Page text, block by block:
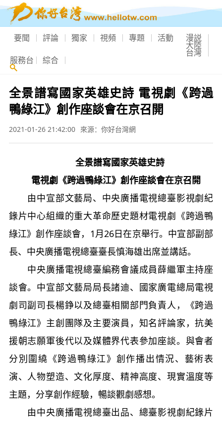
要聞 評論 獨家 視頻 專題 活動 漫説
大陸
台灣
服務台 綜合
全景譜寫國家英雄史詩 電視劇《跨過
鴨綠江》創作座談會在京召開
2021-01-26 21:42:00 來源：你好台灣網
全景譜寫國家英雄史詩
電視劇《跨過鴨綠江》創作座談會在京召開
由中宣部文藝局、中央廣播電視總臺影視劇紀
錄片中心組織的重大革命歷史題材電視劇《跨過鴨
綠江》創作座談會，1月26日在京舉行。中宣部副部
長、中央廣播電視總臺臺長慎海雄出席並講話。
中央廣播電視總臺編務會議成員薛繼軍主持座
談會。中宣部文藝局局長諸迪、國家廣電總局電視
劇司副司長楊錚以及總臺相關部門負責人，《跨過
鴨綠江》主創團隊及主要演員，知名評論家，抗美
援朝志願軍後代以及媒體界代表參加座談。與會者
分別圍繞《跨過鴨綠江》創作播出情況、藝術表
演、人物塑造、文化厚度、精神高度、現實溫度等
主題，分享創作經驗，暢談觀劇感想。
由中央廣播電視總臺出品、總臺影視劇紀錄片